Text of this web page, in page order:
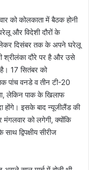
को कोलकाता में बैठक होनी
और विदेशी दौरों के
लेकर दिसंबर तक के अपने घरेलू
श्रीलंका दौरे पर है और उसे
17 सितंबर को
पांच वनडे व तीन टी-20
लेकिन पाक के खिलाफ
होंगे। इसके बाद न्यूजीलैंड की
मंगलवार को लगेगी, क्योंकि
द्विपक्षीय सीरीज